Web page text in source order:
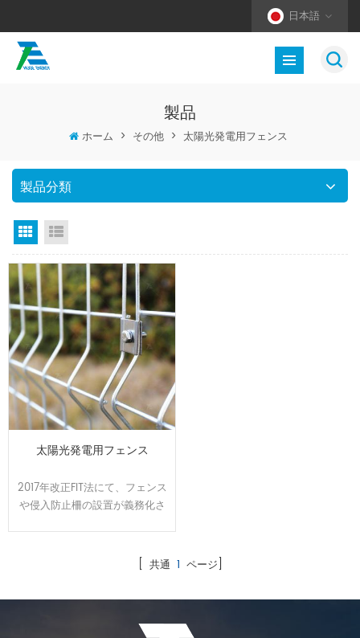
日本語
製品
ホーム > その他 > 太陽光発電用フェンス
製品分類
グリッドビュー
太陽光発電用フェンス
2017年改正FIT法にて、フェンス
や侵入防止柵の設置が義務化さ
客様の要求に合わせてオーダー
[ 共通 1 ページ]